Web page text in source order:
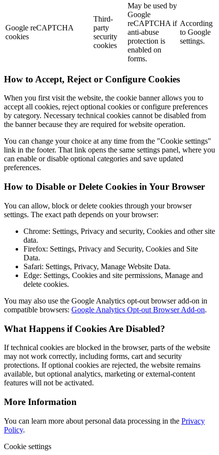
Google reCAPTCHA
cookies
Third-
party
security
cookies
May be used by
Google
reCAPTCHA if
anti-abuse
protection is
enabled on
forms.
According
to Google
settings.
How to Accept, Reject or Configure Cookies
When you first visit the website, the cookie banner allows you to
accept all cookies, reject optional cookies or configure preferences
by category. Necessary technical cookies cannot be disabled from
the banner because they are required for website operation.
You can change your choice at any time from the "Cookie settings"
link in the footer. That link opens the same settings panel, where you
can enable or disable optional categories and save updated
preferences.
How to Disable or Delete Cookies in Your Browser
You can allow, block or delete cookies through your browser
settings. The exact path depends on your browser:
Chrome: Settings, Privacy and security, Cookies and other site
data.
Firefox: Settings, Privacy and Security, Cookies and Site
Data.
Safari: Settings, Privacy, Manage Website Data.
Edge: Settings, Cookies and site permissions, Manage and
delete cookies.
You may also use the Google Analytics opt-out browser add-on in
compatible browsers: Google Analytics Opt-out Browser Add-on.
What Happens if Cookies Are Disabled?
If technical cookies are blocked in the browser, parts of the website
may not work correctly, including forms, cart and security
protections. If optional cookies are rejected, the website remains
available, but optional analytics, marketing or external-content
features will not be activated.
More Information
You can learn more about personal data processing in the Privacy
Policy.
Cookie settings